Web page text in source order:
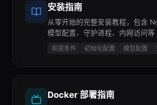
安装指南
从零开始的完整安装教程，包含
模型配置、守护进程、内网访问等
前提条件 初始化配置 模型配置
Docker 部署指南